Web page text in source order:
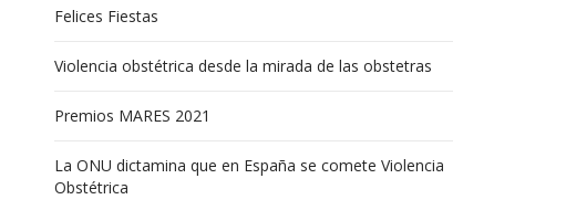
Felices Fiestas
Violencia obstétrica desde la mirada de las obstetras
Premios MARES 2021
La ONU dictamina que en España se comete Violencia
Obstétrica